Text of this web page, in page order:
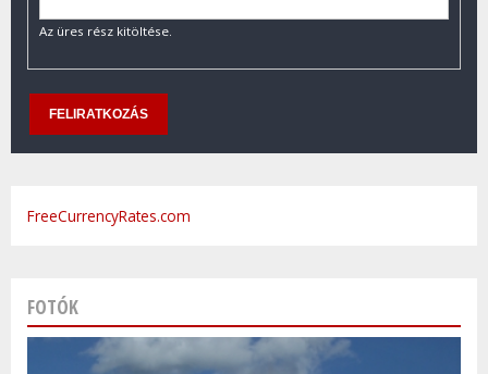
Az üres rész kitöltése.
FreeCurrencyRates.com
FOTÓK